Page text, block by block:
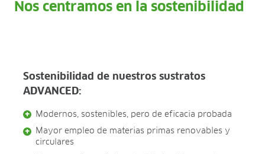
Nos centramos en la sostenibilidad
Sostenibilidad de nuestros sustratos
ADVANCED:
Modernos, sostenibles, pero de eficacia probada
Mayor empleo de materias primas renovables y
circulares